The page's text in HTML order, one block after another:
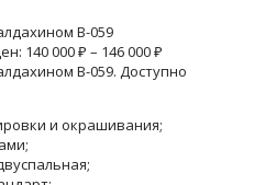
B-059
140 000 ₽ – 146 000 ₽
B-059. Доступно
и окрашивания;